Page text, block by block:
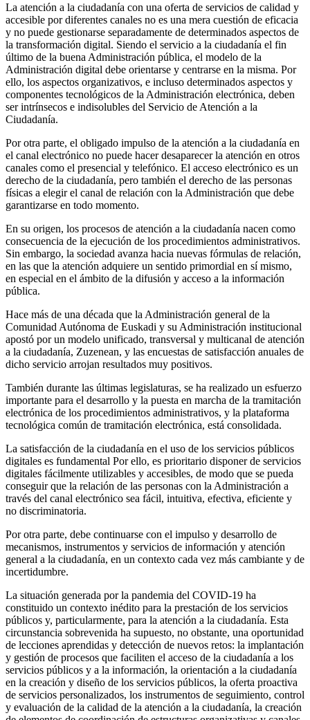
La atención a la ciudadanía con una oferta de servicios de calidad y
accesible por diferentes canales no es una mera cuestión de eficacia
y no puede gestionarse separadamente de determinados aspectos de
la transformación digital. Siendo el servicio a la ciudadanía el fin
último de la buena Administración pública, el modelo de la
Administración digital debe orientarse y centrarse en la misma. Por
ello, los aspectos organizativos, e incluso determinados aspectos y
componentes tecnológicos de la Administración electrónica, deben
ser intrínsecos e indisolubles del Servicio de Atención a la
Ciudadanía.
Por otra parte, el obligado impulso de la atención a la ciudadanía en
el canal electrónico no puede hacer desaparecer la atención en otros
canales como el presencial y telefónico. El acceso electrónico es un
derecho de la ciudadanía, pero también el derecho de las personas
físicas a elegir el canal de relación con la Administración que debe
garantizarse en todo momento.
En su origen, los procesos de atención a la ciudadanía nacen como
consecuencia de la ejecución de los procedimientos administrativos.
Sin embargo, la sociedad avanza hacia nuevas fórmulas de relación,
en las que la atención adquiere un sentido primordial en sí mismo,
en especial en el ámbito de la difusión y acceso a la información
pública.
Hace más de una década que la Administración general de la
Comunidad Autónoma de Euskadi y su Administración institucional
apostó por un modelo unificado, transversal y multicanal de atención
a la ciudadanía, Zuzenean, y las encuestas de satisfacción anuales de
dicho servicio arrojan resultados muy positivos.
También durante las últimas legislaturas, se ha realizado un esfuerzo
importante para el desarrollo y la puesta en marcha de la tramitación
electrónica de los procedimientos administrativos, y la plataforma
tecnológica común de tramitación electrónica, está consolidada.
La satisfacción de la ciudadanía en el uso de los servicios públicos
digitales es fundamental Por ello, es prioritario disponer de servicios
digitales fácilmente utilizables y accesibles, de modo que se pueda
conseguir que la relación de las personas con la Administración a
través del canal electrónico sea fácil, intuitiva, efectiva, eficiente y
no discriminatoria.
Por otra parte, debe continuarse con el impulso y desarrollo de
mecanismos, instrumentos y servicios de información y atención
general a la ciudadanía, en un contexto cada vez más cambiante y de
incertidumbre.
La situación generada por la pandemia del COVID-19 ha
constituido un contexto inédito para la prestación de los servicios
públicos y, particularmente, para la atención a la ciudadanía. Esta
circunstancia sobrevenida ha supuesto, no obstante, una oportunidad
de lecciones aprendidas y detección de nuevos retos: la implantación
y gestión de procesos que faciliten el acceso de la ciudadanía a los
servicios públicos y a la información, la orientación a la ciudadanía
en la creación y diseño de los servicios públicos, la oferta proactiva
de servicios personalizados, los instrumentos de seguimiento, control
y evaluación de la calidad de la atención a la ciudadanía, la creación